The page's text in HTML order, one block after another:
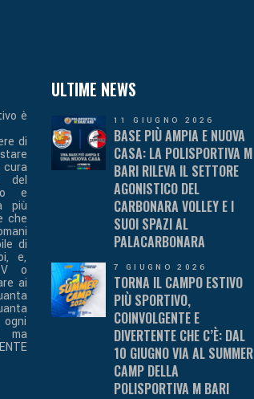
è
di
cura
del
e
più
che
di
e,
o
ai
ma
ULTIME NEWS
11 GIUGNO 2026
BASE PIÙ AMPIA E NUOVA
CASA: LA POLISPORTIVA M
BARI RILEVA IL SETTORE
AGONISTICO DEL
CARBONARA VOLLEY E I
SUOI SPAZI AL
PALACARBONARA
7 GIUGNO 2026
TORNA IL CAMPO ESTIVO
PIÙ SPORTIVO,
COINVOLGENTE E
DIVERTENTE CHE C’È: DAL
10 GIUGNO VIA AL SUMMER
CAMP DELLA
POLISPORTIVA M BARI